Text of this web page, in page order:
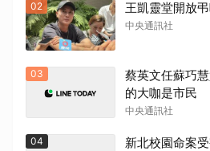
02 王凱靈堂開放
中央通訊社
03
蔡英文任蘇巧
的大咖是市民
中央通訊社
04
新北校園命案